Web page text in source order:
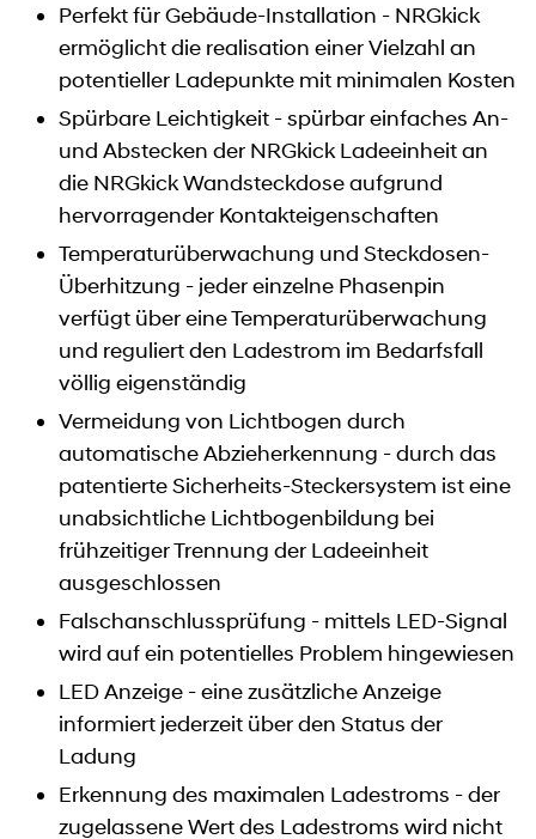
Perfekt für Gebäude-Installation - NRGkick
ermöglicht die realisation einer Vielzahl an
potentieller Ladepunkte mit minimalen Kosten
Spürbare Leichtigkeit - spürbar einfaches An-
und Abstecken der NRGkick Ladeeinheit an
die NRGkick Wandsteckdose aufgrund
hervorragender Kontakteigenschaften
Temperaturüberwachung und Steckdosen-
Überhitzung - jeder einzelne Phasenpin
verfügt über eine Temperaturüberwachung
und reguliert den Ladestrom im Bedarfsfall
völlig eigenständig
Vermeidung von Lichtbogen durch
automatische Abzieherkennung - durch das
patentierte Sicherheits-Steckersystem ist eine
unabsichtliche Lichtbogenbildung bei
frühzeitiger Trennung der Ladeeinheit
ausgeschlossen
Falschanschlussprüfung - mittels LED-Signal
wird auf ein potentielles Problem hingewiesen
LED Anzeige - eine zusätzliche Anzeige
informiert jederzeit über den Status der
Ladung
Erkennung des maximalen Ladestroms - der
zugelassene Wert des Ladestroms wird nicht